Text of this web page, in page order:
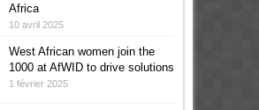
Africa
10 avril 2025
West African women join the
1000 at AfWID to drive solutions
1 février 2025